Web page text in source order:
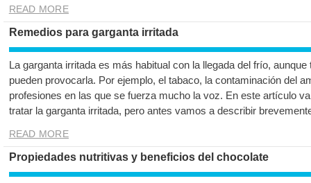
READ MORE
Remedios para garganta irritada
La garganta irritada es más habitual con la llegada del frío,
pueden provocarla. Por ejemplo, el tabaco, la contaminación del
profesiones en las que se fuerza mucho la voz. En este artículo
tratar la garganta irritada, pero antes vamos a describir
READ MORE
Propiedades nutritivas y beneficios del chocolate